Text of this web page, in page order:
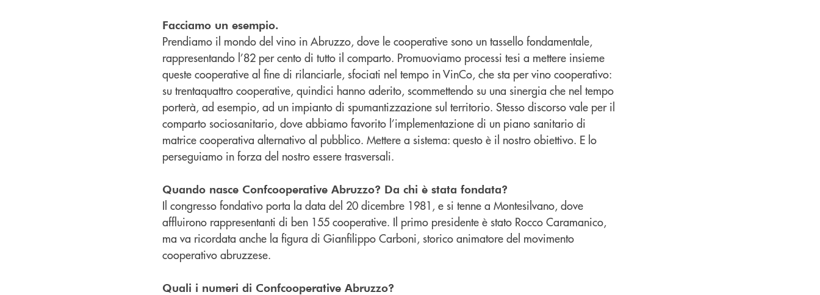
Facciamo un esempio.
Prendiamo il mondo del vino in Abruzzo, dove le cooperative sono un tassello fondamentale,
rappresentando l’82 per cento di tutto il comparto. Promuoviamo processi tesi a mettere insieme
queste cooperative al fine di rilanciarle, sfociati nel tempo in VinCo, che sta per vino cooperativo:
su trentaquattro cooperative, quindici hanno aderito, scommettendo su una sinergia che nel tempo
porterà, ad esempio, ad un impianto di spumantizzazione sul territorio. Stesso discorso vale per il
comparto sociosanitario, dove abbiamo favorito l’implementazione di un piano sanitario di
matrice cooperativa alternativo al pubblico. Mettere a sistema: questo è il nostro obiettivo. E lo
perseguiamo in forza del nostro essere trasversali.
Quando nasce Confcooperative Abruzzo? Da chi è stata fondata?
Il congresso fondativo porta la data del 20 dicembre 1981, e si tenne a Montesilvano, dove
affluirono rappresentanti di ben 155 cooperative. Il primo presidente è stato Rocco Caramanico,
ma va ricordata anche la figura di Gianfilippo Carboni, storico animatore del movimento
cooperativo abruzzese.
Quali i numeri di Confcooperative Abruzzo?